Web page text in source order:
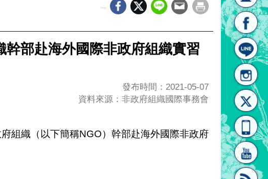
首頁 站導 文語
部赴海外國際非政府組織實習
發布時間：2021-05-07
資料來源：非政府組織國際事務會
組織（以下簡稱NGO）幹部赴海外國際非政府